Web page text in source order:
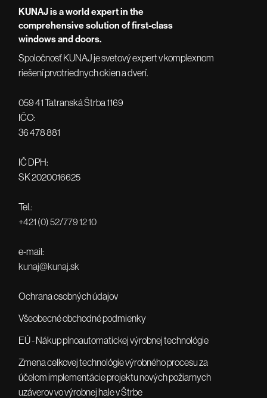
KUNAJ is a world expert in the
comprehensive solution of first-class
windows and doors.
Spoločnosť KUNAJ je svetový expert v komplexnom
riešení prvotriednych okien a dverí.
059 41 Tatranská Štrba 1169
IČO:
36 478 881
IČ DPH:
SK 2020016625
Tel.:
+421 (0) 52/779 12 10
e-mail:
kunaj@kunaj.sk
Ochrana osobných údajov
Všeobecné obchodné podmienky
EÚ - Nákup plnoautomatickej výrobnej technológie
Zmena celkovej technológie výrobného procesu za
účelom implementácie projektu nových požiarnych
uzáverov vo výrobnej hale v Štrbe